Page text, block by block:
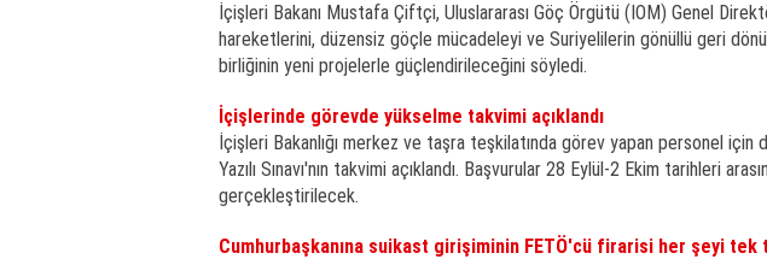
İçişleri Bakanı Mustafa Çiftçi, Uluslararası Göç Örgütü (IOM) Genel
hareketlerini, düzensiz göçle mücadeleyi ve Suriyelilerin gönüllü geri
birliğinin yeni projelerle güçlendirileceğini söyledi.
İçişlerinde görevde yükselme takvimi açıklandı
İçişleri Bakanlığı merkez ve taşra teşkilatında görev yapan personel
Yazılı Sınavı'nın takvimi açıklandı. Başvurular 28 Eylül-2 Ekim tarihleri
gerçekleştirilecek.
Cumhurbaşkanına suikast girişiminin FETÖ'cü firarisi her şeyi